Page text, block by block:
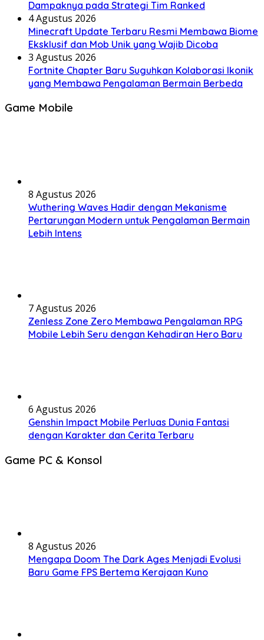
Dampaknya pada Strategi Tim Ranked
4 Agustus 2026
Minecraft Update Terbaru Resmi Membawa Biome
Eksklusif dan Mob Unik yang Wajib Dicoba
3 Agustus 2026
Fortnite Chapter Baru Suguhkan Kolaborasi Ikonik
yang Membawa Pengalaman Bermain Berbeda
Game Mobile
8 Agustus 2026
Wuthering Waves Hadir dengan Mekanisme
Pertarungan Modern untuk Pengalaman Bermain
Lebih Intens
7 Agustus 2026
Zenless Zone Zero Membawa Pengalaman RPG
Mobile Lebih Seru dengan Kehadiran Hero Baru
6 Agustus 2026
Genshin Impact Mobile Perluas Dunia Fantasi
dengan Karakter dan Cerita Terbaru
Game PC & Konsol
8 Agustus 2026
Mengapa Doom The Dark Ages Menjadi Evolusi
Baru Game FPS Bertema Kerajaan Kuno